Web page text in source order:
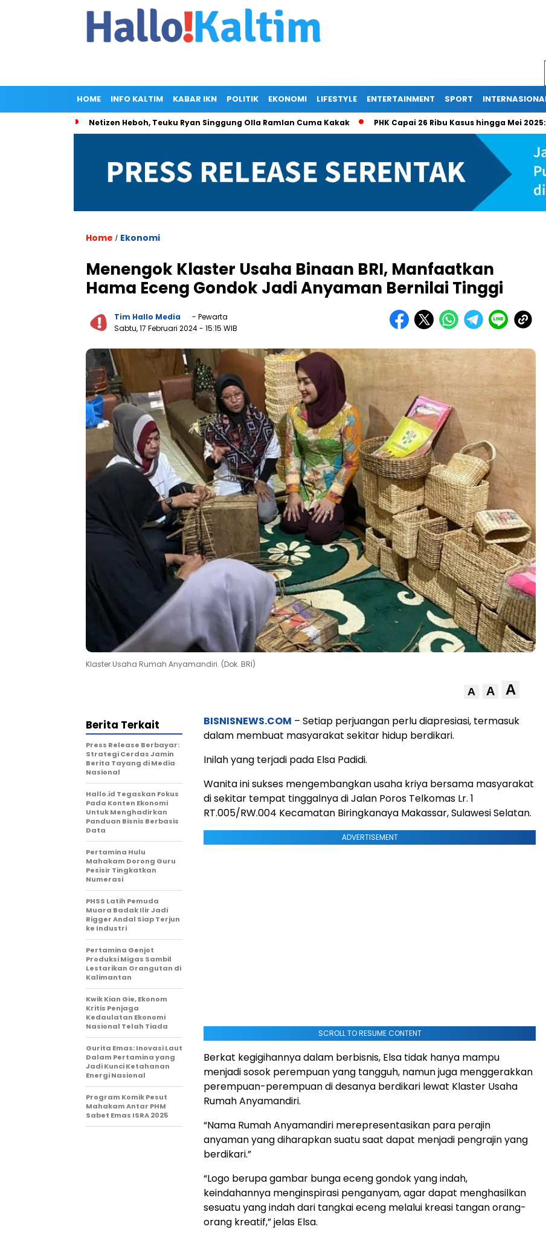
HOME INFO KALTIM KABAR IKN POLITIK EKONOMI LIFESTYLE ENTERTAINMENT SPORT
Netizen Heboh, Teuku Ryan Singgung Olla Ramlan Cuma Kakak PHK Capai 26 Ribu Kasus hingga Mei
Home / Ekonomi
Menengok Klaster Usaha Binaan BRI, Manfaatkan
Hama Eceng Gondok Jadi Anyaman Bernilai Tinggi
Tim Hallo Media
- Pewarta
Sabtu, 17 Februari 2024- 15:15 WIB
Klaster Usaha Rumah Anyamandiri. (Dok. BRI)
A A A
BISNISNEWS.COM – Setiap perjuangan perlu diapresiasi, termasuk
dalam membuat masyarakat sekitar hidup berdikari.
Inilah yang terjadi pada Elsa Padidi.
Wanita ini sukses mengembangkan usaha kriya bersama masyarakat
di sekitar tempat tinggalnya di Jalan Poros Telkomas Lr. 1
RT.005/RW.004 Kecamatan Biringkanaya Makassar, Sulawesi Selatan.
ADVERTISEMENT
SCROLL TO RESUME CONTENT
Berkat kegigihannya dalam berbisnis, Elsa tidak hanya mampu
menjadi sosok perempuan yang tangguh, namun juga menggerakkan
perempuan-perempuan di desanya berdikari lewat Klaster Usaha
Rumah Anyamandiri.
“Nama Rumah Anyamandiri merepresentasikan para perajin
anyaman yang diharapkan suatu saat dapat menjadi pengrajin yang
berdikari.”
“Logo berupa gambar bunga eceng gondok yang indah,
keindahannya menginspirasi penganyam, agar dapat menghasilkan
sesuatu yang indah dari tangkai eceng melalui kreasi tangan orang-
orang kreatif,” jelas Elsa.
Berita Terkait
Press Release Berbayar:
Strategi Cerdas Jamin
Berita Tayang di Media
Nasional
Hallo.id Tegaskan Fokus
Pada Konten Ekonomi
Untuk Menghadirkan
Panduan Bisnis Berbasis
Data
Pertamina Hulu
Mahakam Dorong Guru
Pesisir Tingkatkan
Numerasi
PHSS Latih Pemuda
Muara Badak Ilir Jadi
Rigger Andal Siap Terjun
ke Industri
Pertamina Genjot
Produksi Migas Sambil
Lestarikan Orangutan di
Kalimantan
Kwik Kian Gie, Ekonom
Kritis Penjaga
Kedaulatan Ekonomi
Nasional Telah Tiada
Gurita Emas: Inovasi Laut
Dalam Pertamina yang
Jadi Kunci Ketahanan
Energi Nasional
Program Komik Pesut
Mahakam Antar PHM
Sabet Emas ISRA 2025